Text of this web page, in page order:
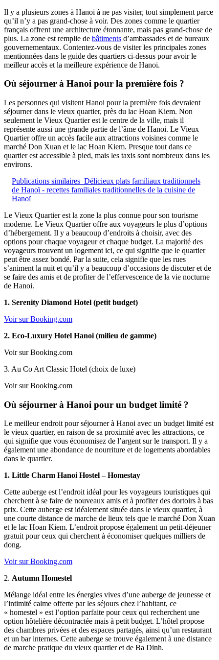
Il y a plusieurs zones à Hanoi à ne pas visiter, tout simplement parce
qu’il n’y a pas grand-chose à voir. Des zones comme le quartier
français offrent une architecture étonnante, mais pas grand-chose de
plus. La zone est remplie de bâtiments d’ambassades et de bureaux
gouvernementaux. Contentez-vous de visiter les principales zones
mentionnées dans le guide des quartiers ci-dessus pour avoir le
meilleur accès et la meilleure expérience de Hanoi.
Où séjourner à Hanoi pour la première fois ?
Les personnes qui visitent Hanoi pour la première fois devraient
séjourner dans le vieux quartier, près du lac Hoan Kiem. Non
seulement le Vieux Quartier est le centre de la ville, mais il
représente aussi une grande partie de l’âme de Hanoi. Le Vieux
Quartier offre un accès facile aux attractions voisines comme le
marché Don Xuan et le lac Hoan Kiem. Presque tout dans ce
quartier est accessible à pied, mais les taxis sont nombreux dans les
environs.
Publications similaires Délicieux plats familiaux traditionnels
de Hanoï - recettes familiales traditionnelles de la cuisine de
Hanoï
Le Vieux Quartier est la zone la plus connue pour son tourisme
moderne. Le Vieux Quartier offre aux voyageurs le plus d’options
d’hébergement. Il y a beaucoup d’endroits à choisir, avec des
options pour chaque voyageur et chaque budget. La majorité des
voyageurs trouvent un logement ici, ce qui signifie que le quartier
peut être assez bondé. Par la suite, cela signifie que les rues
s’animent la nuit et qu’il y a beaucoup d’occasions de discuter et de
se faire des amis et de profiter de l’effervescence de la vie nocturne
de Hanoi.
1. Serenity Diamond Hotel (petit budget)
Voir sur Booking.com
2. Eco-Luxury Hotel Hanoi (milieu de gamme)
Voir sur Booking.com
3. Au Co Art Classic Hotel (choix de luxe)
Voir sur Booking.com
Où séjourner à Hanoi pour un budget limité ?
Le meilleur endroit pour séjourner à Hanoi avec un budget limité est
le vieux quartier, en raison de sa proximité avec les attractions, ce
qui signifie que vous économisez de l’argent sur le transport. Il y a
également une abondance de nourriture et de logements abordables
dans le quartier.
1. Little Charm Hanoi Hostel – Homestay
Cette auberge est l’endroit idéal pour les voyageurs touristiques qui
cherchent à se faire de nouveaux amis et à profiter des dortoirs à bas
prix. Cette auberge est idéalement située dans le vieux quartier, à
une courte distance de marche de lieux tels que le marché Don Xuan
et le lac Hoan Kiem. L’endroit propose également un petit-déjeuner
gratuit pour ceux qui cherchent à économiser quelques milliers de
dong.
Voir sur Booking.com
2. Autumn Homestel
Mélange idéal entre les énergies vives d’une auberge de jeunesse et
l’intimité calme offerte par les séjours chez l’habitant, ce
« homestel » est l’option parfaite pour ceux qui recherchent une
option hôtelière décontractée mais à petit budget. L’hôtel propose
des chambres privées et des espaces partagés, ainsi qu’un restaurant
et un bar internes. Cette auberge se trouve également à une distance
de marche pratique du vieux quartier et de Ba Dinh.